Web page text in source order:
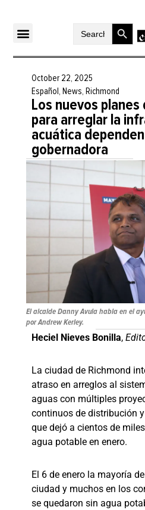
SearchSearch
October 22, 2025
Español, News, Richmond
Los nuevos planes
para arreglar la
acuática
gobernadora
El alcalde Danny Avula habla en el
por Andrew Kerley.
Heciel Nieves Bonilla,
La ciudad de Richmond
atraso en arreglos al
aguas con múltiples
continuos de distribución
que dejó a cientos de
agua potable en enero.
El 6 de enero la mayoría
ciudad y muchos en los
se quedaron sin agua